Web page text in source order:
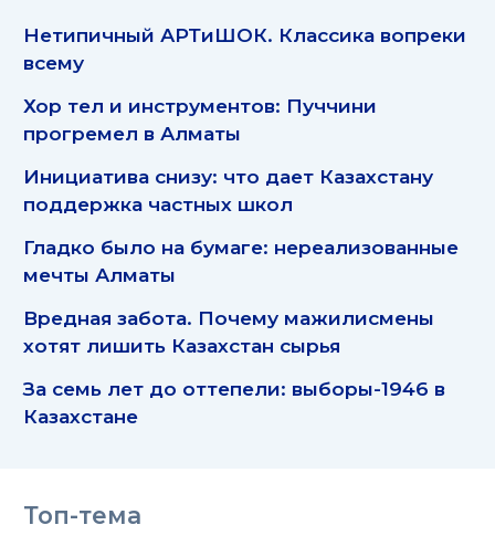
Нетипичный АРТиШОК. Классика вопреки
всему
Хор тел и инструментов: Пуччини
прогремел в Алматы
Инициатива снизу: что дает Казахстану
поддержка частных школ
Гладко было на бумаге: нереализованные
мечты Алматы
Вредная забота. Почему мажилисмены
хотят лишить Казахстан сырья
За семь лет до оттепели: выборы-1946 в
Казахстане
Топ-тема